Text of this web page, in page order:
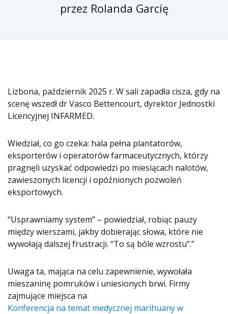
przez Rolanda Garcíę
Lizbona, październik 2025 r. W sali zapadła cisza, gdy na
scenę wszedł dr Vasco Bettencourt, dyrektor Jednostki
Licencyjnej INFARMED.
Wiedział, co go czeka: hala pełna plantatorów,
eksporterów i operatorów farmaceutycznych, którzy
pragnęli uzyskać odpowiedzi po miesiącach nalotów,
zawieszonych licencji i opóźnionych pozwoleń
eksportowych.
“Usprawniamy system” – powiedział, robiąc pauzy
między wierszami, jakby dobierając słowa, które nie
wywołają dalszej frustracji. “To są bóle wzrostu”.”
Uwaga ta, mająca na celu zapewnienie, wywołała
mieszaninę pomruków i uniesionych brwi. Firmy
zajmujące miejsca na
Konferencja na temat medycznej marihuany w